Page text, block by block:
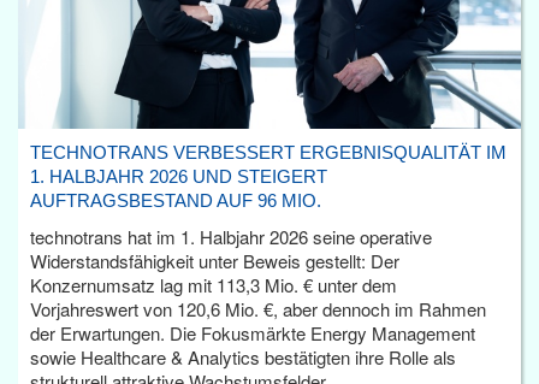
TECHNOTRANS VERBESSERT ERGEBNISQUALITÄT IM
1. HALBJAHR 2026 UND STEIGERT
AUFTRAGSBESTAND AUF 96 MIO.
technotrans hat im 1. Halbjahr 2026 seine operative
Widerstandsfähigkeit unter Beweis gestellt: Der
Konzernumsatz lag mit 113,3 Mio. € unter dem
Vorjahreswert von 120,6 Mio. €, aber dennoch im Rahmen
der Erwartungen. Die Fokusmärkte Energy Management
sowie Healthcare & Analytics bestätigten ihre Rolle als